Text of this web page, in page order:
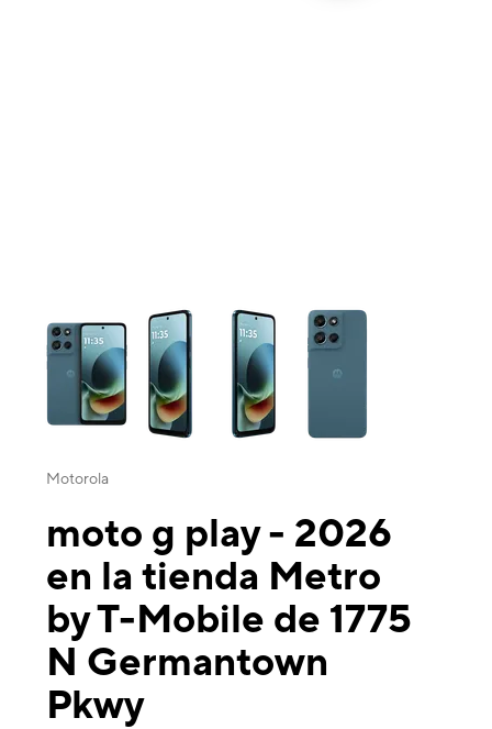
This carousel contains a column of small thumbnails. Selecting a
Motorola
moto g play - 2026
en la tienda Metro
by T-Mobile de 1775
N Germantown
Pkwy